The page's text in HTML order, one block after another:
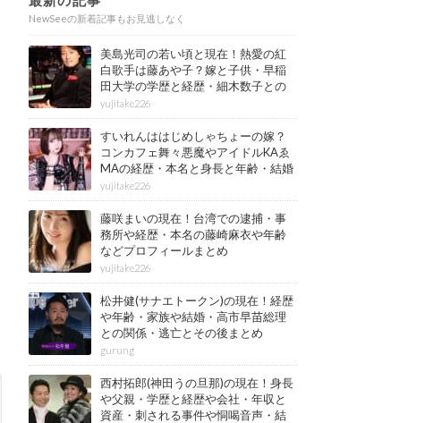
NewSeeの新着記事もお見逃しなく
美島光司の若い頃と現在！熱愛の紅
白歌手は藤あや子？嫁と子供・早稲
田大学の学歴と経歴・細木数子との
確執もまとめ
yujitake226
すいれんははじめしゃちょーの嫁？
コンカフェ舞々悪魔やアイドルKAゑ
MAの経歴・本名と身長と年齢・結婚
情報もまとめ
yujitake226
藤咲まいの現在！台湾での逮捕・事
務所や経歴・本名の藤崎麻衣や年齢
などプロフィールまとめ
yujitake226
松井健(サナエトークン)の現在！経歴
や年齢・家族や結婚・高市早苗総理
との関係・逃亡とその後まとめ
gurung
西村拓郎(神田うの旦那)の現在！身長
や父親・学歴と経歴や会社・年収と
資産・刺される事件や恫喝音声・結